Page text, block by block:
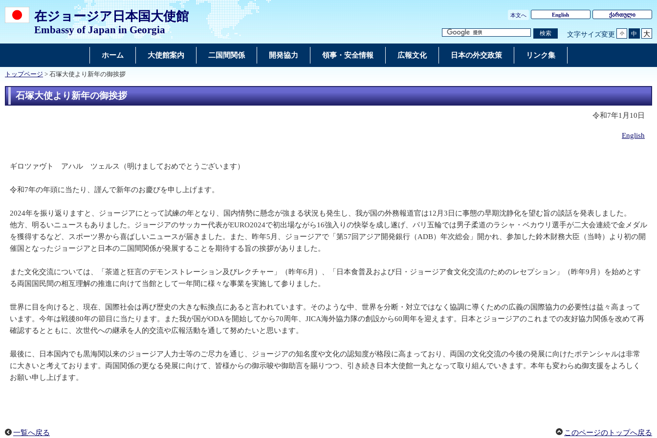
在ジョージア日本国大使館
Embassy of Japan in Georgia
本文へ English ქართული
検索 文字サイズ変更 小 中 大
ホーム 大使館案内 二国間関係 開発協力 領事・安全情報 広報文化 日本の外交政策 リンク集
トップページ > 石塚大使より新年の御挨拶
石塚大使より新年の御挨拶
令和7年1月10日
English
ギロツァヴト アハル ツェルス（明けましておめでとうございます）
令和7年の年頭に当たり、謹んで新年のお慶びを申し上げます。
2024年を振り返りますと、ジョージアにとって試練の年となり、国内情勢に懸念が強まる状況も発生し、我が国の外務報道官は12月3日に事態の早期沈静化を望む旨の談話を発表しました。
他方、明るいニュースもありました。ジョージアのサッカー代表がEURO2024で初出場ながら16強入りの快挙を成し遂げ、パリ五輪では男子柔道のラシャ・ベカウリ選手が二大会連続で金メダル
を獲得するなど、スポーツ界から喜ばしいニュースが届きました。また、昨年5月、ジョージアで「第57回アジア開発銀行（ADB）年次総会」開かれ、参加した鈴木財務大臣（当時）より初の開
催国となったジョージアと日本の二国間関係が発展することを期待する旨の挨拶がありました。
また文化交流については、「茶道と狂言のデモンストレーション及びレクチャー」（昨年6月）、「日本食普及および日・ジョージア食文化交流のためのレセプション」（昨年9月）を始めとす
る両国国民間の相互理解の推進に向けて当館として一年間に様々な事業を実施して参りました。
世界に目を向けると、現在、国際社会は再び歴史の大きな転換点にあると言われています。そのような中、世界を分断・対立ではなく協調に導くための広義の国際協力の必要性は益々高まって
います。今年は戦後80年の節目に当たります。また我が国がODAを開始してから70周年、JICA海外協力隊の創設から60周年を迎えます。日本とジョージアのこれまでの友好協力関係を改めて再
確認するとともに、次世代への継承を人的交流や広報活動を通して努めたいと思います。
最後に、日本国内でも黒海関以来のジョージア人力士等のご尽力を通じ、ジョージアの知名度や文化の認知度が格段に高まっており、両国の文化交流の今後の発展に向けたポテンシャルは非常
に大きいと考えております。両国関係の更なる発展に向けて、皆様からの御示唆や御助言を賜りつつ、引き続き日本大使館一丸となって取り組んでいきます。本年も変わらぬ御支援をよろしく
お願い申し上げます。
一覧へ戻る このページのトップへ戻る